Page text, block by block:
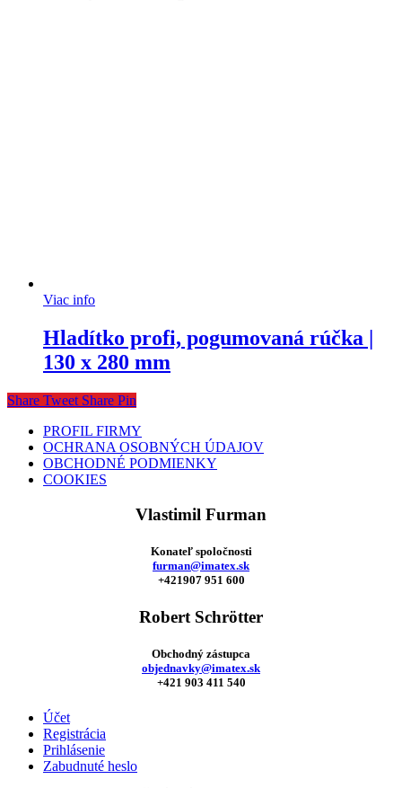
Viac info
Hladítko profi, pogumovaná rúčka |
130 x 280 mm
Share Tweet Share Pin
PROFIL FIRMY
OCHRANA OSOBNÝCH ÚDAJOV
OBCHODNÉ PODMIENKY
COOKIES
Vlastimil Furman
Konateľ spoločnosti
furman@imatex.sk
+421907 951 600
Robert Schrötter
Obchodný zástupca
objednavky@imatex.sk
+421 903 411 540
Účet
Registrácia
Prihlásenie
Zabudnuté heslo